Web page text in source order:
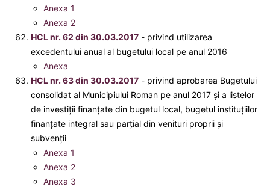
Anexa 1
Anexa 2
HCL nr. 62 din 30.03.2017 - privind utilizarea
excedentului anual al bugetului local pe anul 2016
Anexa
HCL nr. 63 din 30.03.2017 - privind aprobarea Bugetului
consolidat al Municipiului Roman pe anul 2017 şi a listelor
de investiţii finanţate din bugetul local, bugetul instituţiilor
finanţate integral sau parţial din venituri proprii şi
subvenţii
Anexa 1
Anexa 2
Anexa 3